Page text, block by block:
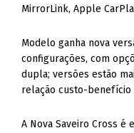
MirrorLink, Apple
Modelo ganha nova
configurações, com
dupla; versões estão
relação custo-benefício
A Nova Saveiro Cross é